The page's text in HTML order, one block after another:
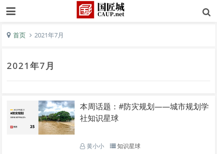
首页 2021年7月
2021年7月
本周话题：#防灾规划——城市规划学
社知识星球
黄小小 知识星球